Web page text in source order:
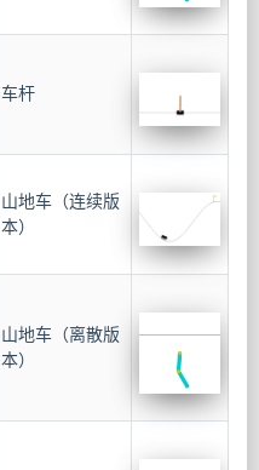
车杆
山地车（连续版
本）
山地车（离散版
本）